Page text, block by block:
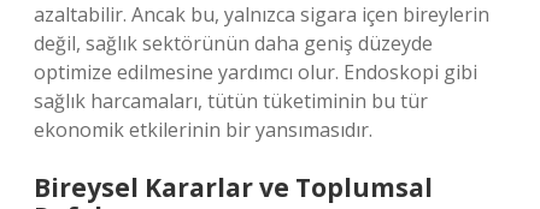
azaltabilir. Ancak bu, yalnızca sigara içen bireylerin
değil, sağlık sektörünün daha geniş düzeyde
optimize edilmesine yardımcı olur. Endoskopi gibi
sağlık harcamaları, tütün tüketiminin bu tür
ekonomik etkilerinin bir yansımasıdır.
Bireysel Kararlar ve Toplumsal